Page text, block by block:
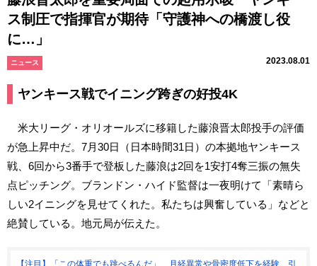
ス制圧で指揮官が期待「守護神への橋渡し役
に…」
ニュース 2023.08.01
ヤンキース戦でイニング跨ぎの好投4K
米大リーグ・オリオールズに移籍した藤浪晋太郎投手の評価
が急上昇中だ。7月30日（日本時間31日）の本拠地ヤンキース
戦、6回から3番手で登板した藤浪は2回を1安打4奪三振の無失
点ピッチング。ブランドン・ハイド監督は一夜明けて「素晴ら
しい2イニングを見せてくれた。私たちは興奮している」などと
絶賛している。地元局が伝えた。
【注目】「この体重でも跳べるんだ」 月経異常や骨密度低下を経験、引